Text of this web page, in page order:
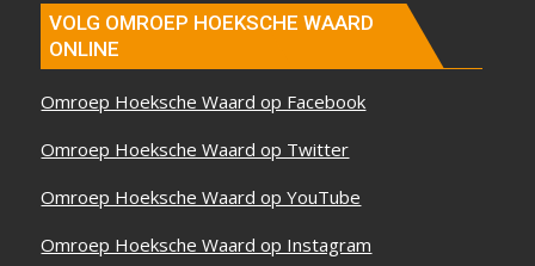
VOLG OMROEP HOEKSCHE WAARD
ONLINE
Omroep Hoeksche Waard op Facebook
Omroep Hoeksche Waard op Twitter
Omroep Hoeksche Waard op YouTube
Omroep Hoeksche Waard op Instagram